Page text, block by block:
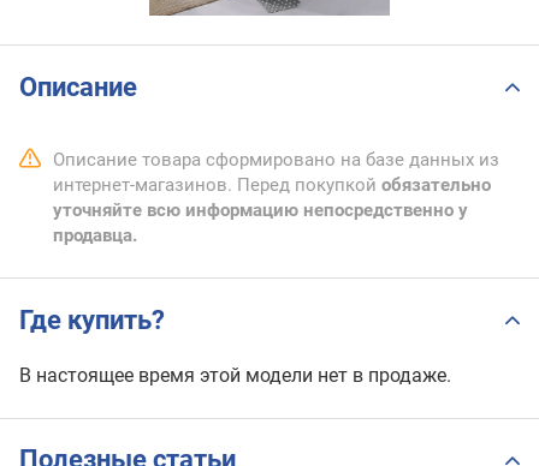
Описание
Описание товара сформировано на базе данных из
интернет-магазинов. Перед покупкой обязательно
уточняйте всю информацию непосредственно у
продавца.
Где купить?
В настоящее время этой модели нет в продаже.
Полезные статьи